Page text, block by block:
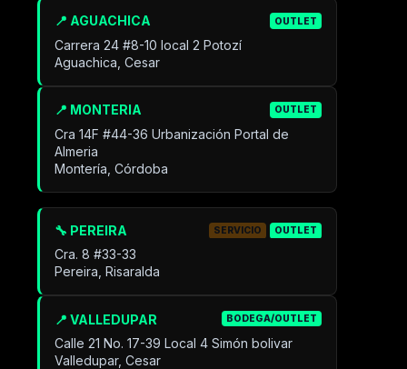
📍 AGUACHICA OUTLET
Carrera 24 #8-10 local 2 Potozí
Aguachica, Cesar
📍 MONTERIA OUTLET
Cra 14F #44-36 Urbanización Portal de
Almeria
Montería, Córdoba
📍 VALLEDUPAR BODEGA/OUTLET
Calle 21 No. 17-39 Local 4 Simón bolivar
Valledupar, Cesar
🔧 PEREIRA SERVICIO OUTLET
Cra. 8 #33-33
Pereira, Risaralda